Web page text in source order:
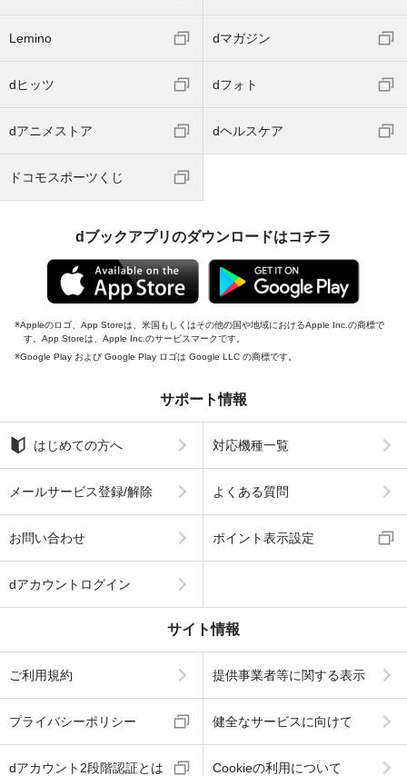
Lemino dマガジン
dヒッツ dフォト
dアニメストア dヘルスケア
ドコモスポーツくじ
dブックアプリのダウンロードはコチラ
Appleのロゴ、App Storeは、米国もしくはその他の国や地域におけるApple Inc.の商標で
す。App Storeは、Apple Inc.のサービスマークです。
Google Play および Google Play ロゴは Google LLC の商標です。
サポート情報
はじめての方へ 対応機種一覧
メールサービス登録/解除 よくある質問
お問い合わせ ポイント表示設定
dアカウントログイン
サイト情報
ご利用規約 提供事業者等に関する表示
プライバシーポリシー 健全なサービスに向けて
dアカウント2段階認証とは Cookieの利用について